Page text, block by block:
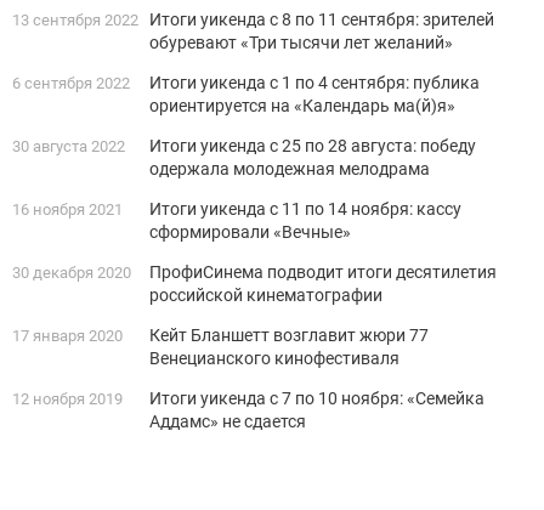
13 сентября 2022
Итоги уикенда с 8 по 11 сентября: зрителей
обуревают «Три тысячи лет желаний»
6 сентября 2022
Итоги уикенда с 1 по 4 сентября: публика
ориентируется на «Календарь ма(й)я»
30 августа 2022
Итоги уикенда с 25 по 28 августа: победу
одержала молодежная мелодрама
16 ноября 2021
Итоги уикенда с 11 по 14 ноября: кассу
сформировали «Вечные»
30 декабря 2020
ПрофиСинема подводит итоги десятилетия
российской кинематографии
17 января 2020
Кейт Бланшетт возглавит жюри 77
Венецианского кинофестиваля
12 ноября 2019
Итоги уикенда с 7 по 10 ноября: «Семейка
Аддамс» не сдается